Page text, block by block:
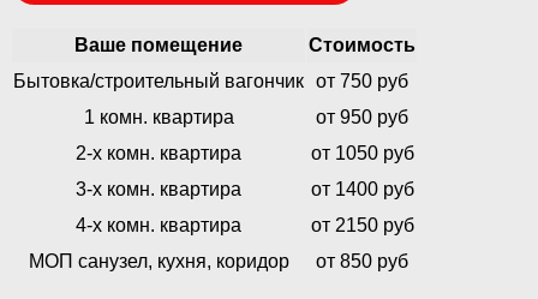
Ваше помещение
Стоимость
Бытовка/строительный вагончик от 750 руб
1 комн. квартира
от 950 руб
2-х комн. квартира
от 1050 руб
3-х комн. квартира
от 1400 руб
4-х комн. квартира
от 2150 руб
МОП санузел, кухня, коридор
от 850 руб